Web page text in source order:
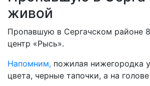
живой
Пропавшую в Сергачском районе
центр «Рысь».
Напомним, пожилая нижегородка
цвета, черные тапочки, а на